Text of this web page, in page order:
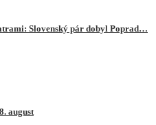
Slovenský pár dobyl Poprad…
august